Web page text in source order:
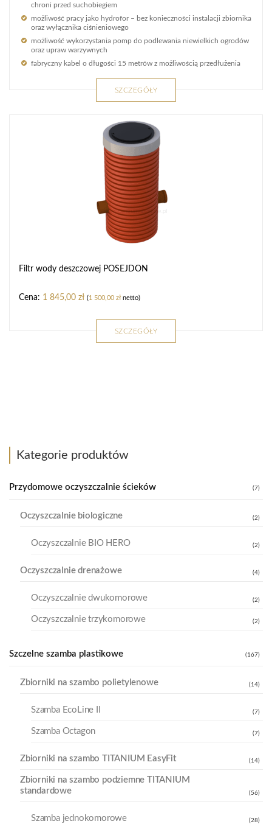
chroni przed suchobiegiem
możliwość pracy jako hydrofor – bez konieczności instalacji zbiornika
oraz wyłącznika ciśnieniowego
możliwość wykorzystania pomp do podlewania niewielkich ogrodów
oraz upraw warzywnych
fabryczny kabel o długości 15 metrów z możliwością przedłużenia
SZCZEGÓŁY
Filtr wody deszczowej POSEJDON
1 845,00 zł (1 500,00 złnetto)
SZCZEGÓŁY
Kategorie produktów
Przydomowe oczyszczalnie ścieków (7)
Oczyszczalnie biologiczne (2)
Oczyszczalnie BIO HERO (2)
Oczyszczalnie drenażowe (4)
Oczyszczalnie dwukomorowe (2)
Oczyszczalnie trzykomorowe (2)
Szczelne szamba plastikowe (167)
Zbiorniki na szambo polietylenowe (14)
Szamba EcoLine II (7)
Szamba Octagon (7)
Zbiorniki na szambo TITANIUM EasyFit (14)
Zbiorniki na szambo podziemne TITANIUM
standardowe
(56)
Szamba jednokomorowe (28)